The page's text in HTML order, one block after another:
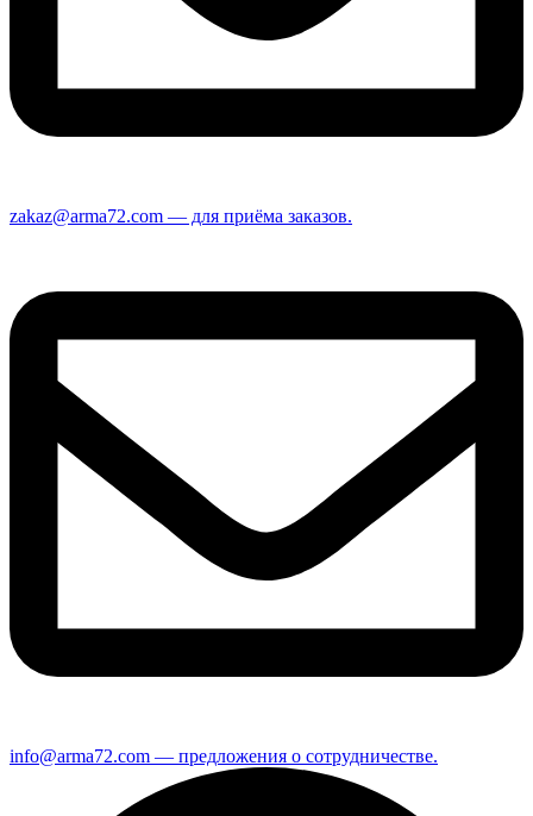
zakaz@arma72.com — для приёма заказов.
info@arma72.com — предложения о сотрудничестве.